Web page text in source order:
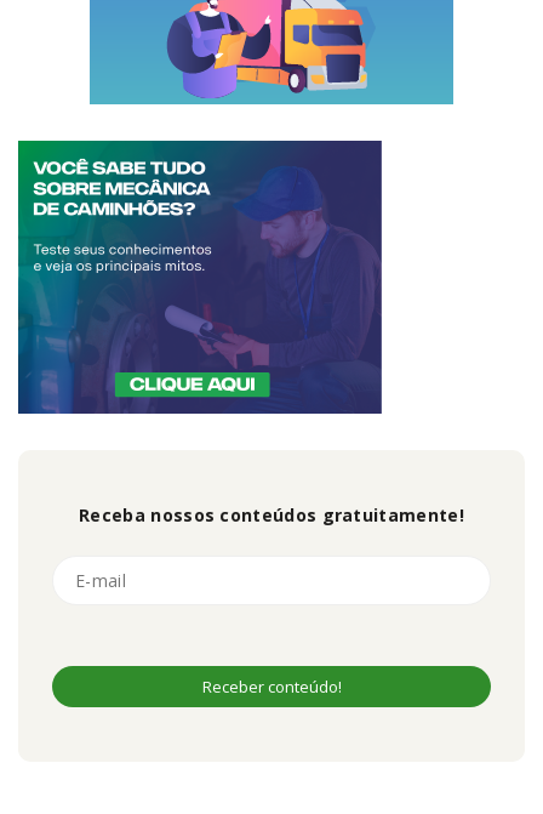
Receba nossos conteúdos gratuitamente!